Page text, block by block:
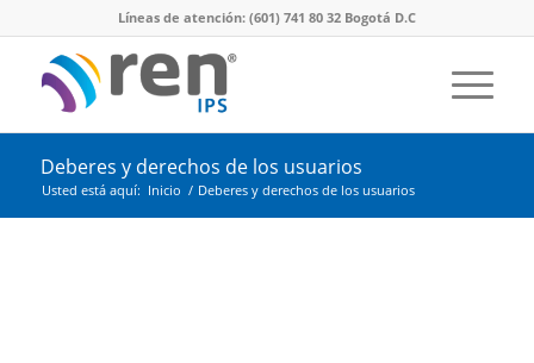
Líneas de atención: (601) 741 80 32 Bogotá D.C
Deberes y derechos de los usuarios
Usted está aquí: Inicio / Deberes y derechos de los usuarios